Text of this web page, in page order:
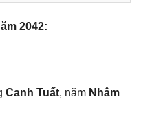
2042:
Canh Tuất, năm Nhâm